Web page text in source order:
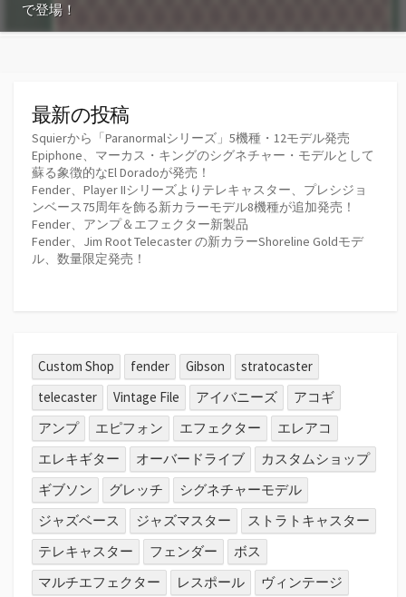
で登場！
最新の投稿
Squierから「Paranormalシリーズ」5機種・12モデル発売
Epiphone、マーカス・キングのシグネチャー・モデルとして
蘇る象徴的なEl Doradoが発売！
Fender、Player IIシリーズよりテレキャスター、プレシジョ
ンベース75周年を飾る新カラーモデル8機種が追加発売！
Fender、アンプ＆エフェクター新製品
Fender、Jim Root Telecaster の新カラーShoreline Goldモデ
ル、数量限定発売！
Custom Shop fender Gibson
stratocaster
telecaster
Vintage File アイバニーズ
アコギ
アンプ
エピフォン エフェクター
エレアコ
エレキギター
オーバードライブ
カスタムショップ
ギブソン
グレッチ
シグネチャーモデル
ジャズベース
ジャズマスター
ストラトキャスター
テレキャスター
フェンダー
ボス
マルチエフェクター
レスポール ヴィンテージ